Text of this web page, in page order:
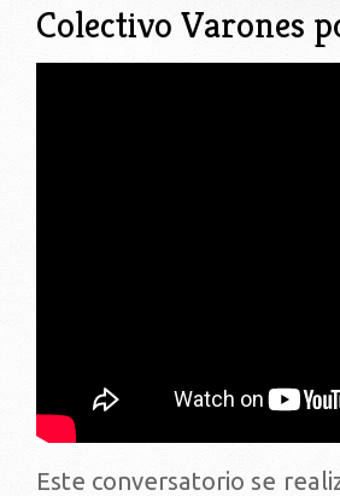
Colectivo Varones
Este conversatorio se